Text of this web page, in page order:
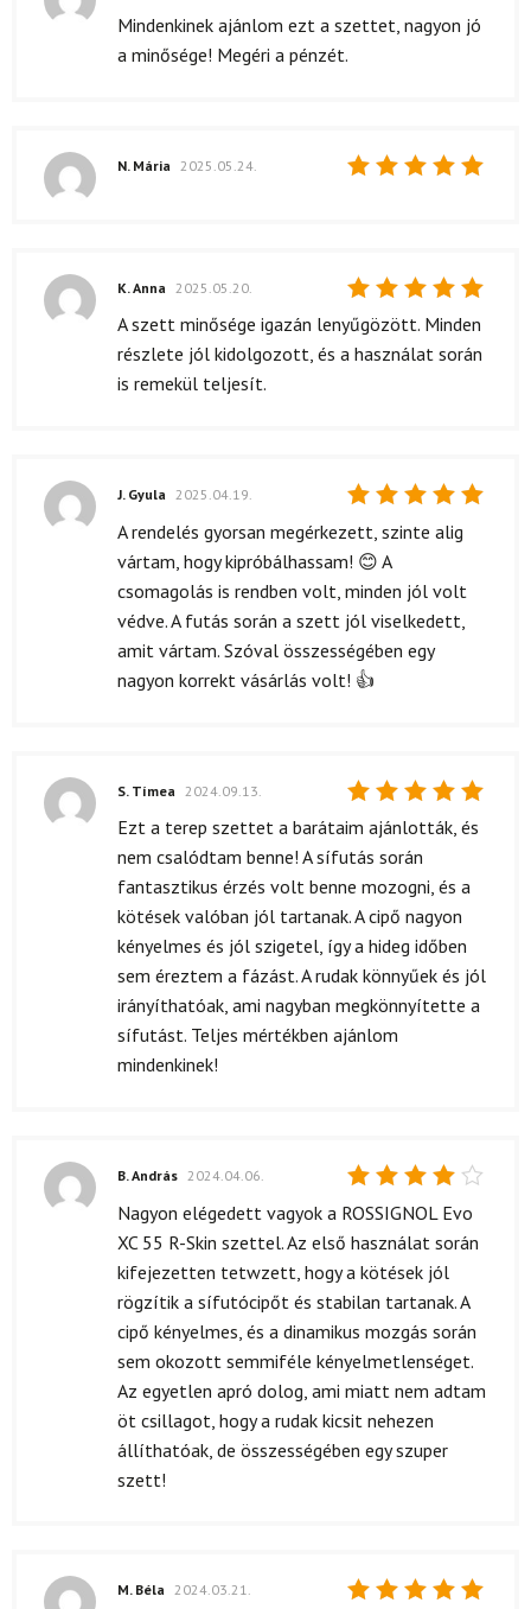
Értékelés:
/ 5
Mindenkinek ajánlom ezt a szettet, nagyon jó
a minősége! Megéri a pénzét.
N. Mária 2025.05.24.
Értékelés:
5/ 5
K. Anna 2025.05.20.
A szett minősége igazán lenyűgözött. Minden
részlete jól kidolgozott, és a használat során
is remekül teljesít.
Értékelés:
/ 5
J. Gyula 2025.04.19.
A rendelés gyorsan megérkezett, szinte alig
vártam, hogy kipróbálhassam! 😊 A
csomagolás is rendben volt, minden jól volt
védve. A futás során a szett jól viselkedett,
amit vártam. Szóval összességében egy
nagyon korrekt vásárlás volt! 👍
Értékelés:
/ 5
S. Tímea 2024.09.13.
Ezt a terep szettet a barátaim ajánlották, és
nem csalódtam benne! A sífutás során
fantasztikus érzés volt benne mozogni, és a
kötések valóban jól tartanak. A cipő nagyon
kényelmes és jól szigetel, így a hideg időben
sem éreztem a fázást. A rudak könnyűek és jól
irányíthatóak, ami nagyban megkönnyítette a
sífutást. Teljes mértékben ajánlom
mindenkinek!
Értékelés:
B. András 2024.04.06.
Nagyon elégedett vagyok a ROSSIGNOL Evo
XC 55 R-Skin szettel. Az első használat során
kifejezetten tetwzett, hogy a kötések jól
rögzítik a sífutócipőt és stabilan tartanak. A
cipő kényelmes, és a dinamikus mozgás során
sem okozott semmiféle kényelmetlenséget.
Az egyetlen apró dolog, ami miatt nem adtam
öt csillagot, hogy a rudak kicsit nehezen
állíthatóak, de összességében egy szuper
szett!
M. Béla 2024.03.21.